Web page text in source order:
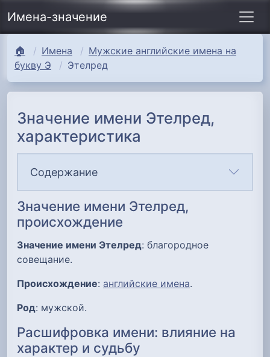
Имена-значение
🏠 Имена
Мужские английские имена на
букву Э
Этелред
Значение имени Этелред,
характеристика
Содержание
Значение имени Этелред,
происхождение
Значение имени Этелред: благородное
совещание.
Происхождение: английские имена.
Род: мужской.
Расшифровка имени: влияние на
характер и судьбу